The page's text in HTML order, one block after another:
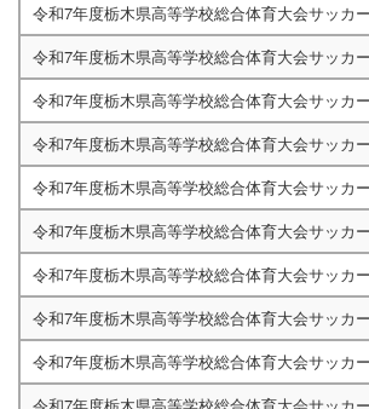
令和7年度栃木県高等学校総合体育大会サッカ
令和7年度栃木県高等学校総合体育大会サッカ
令和7年度栃木県高等学校総合体育大会サッカ
令和7年度栃木県高等学校総合体育大会サッカ
令和7年度栃木県高等学校総合体育大会サッカ
令和7年度栃木県高等学校総合体育大会サッカ
令和7年度栃木県高等学校総合体育大会サッカ
令和7年度栃木県高等学校総合体育大会サッカ
令和7年度栃木県高等学校総合体育大会サッカ